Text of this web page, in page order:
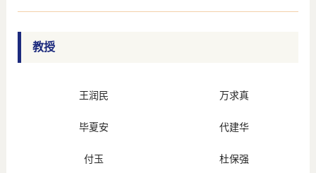
教授
王润民 万求真
毕夏安 代建华
付玉 杜保强